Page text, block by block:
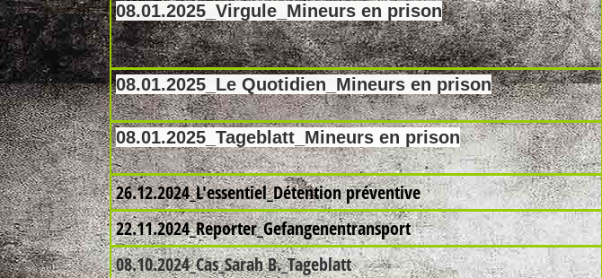
08.01.2025_Virgule_Mineurs en prison
08.01.2025_Le Quotidien_Mineurs en prison
08.01.2025_Tageblatt_Mineurs en prison
26.12.2024_L'essentiel_Détention préventive
22.11.2024_Reporter_Gefangenentransport
08.10.2024_Cas_Sarah B._Tageblatt